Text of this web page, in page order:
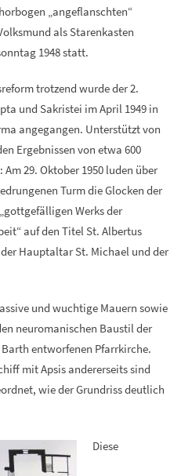
„angeflanschten“
als Starenkasten
1948 statt.
trotzend wurde der 2.
und Sakristei im April 1949 in
angegangen. Unterstützt von
Ergebnissen von etwa 600
29. Oktober 1950 luden über
Turm die Glocken der
Werks der
auf den Titel St. Albertus
Hauptaltar St. Michael und der
und wuchtige Mauern sowie
neuromanischen Baustil der
entworfenen Pfarrkirche.
mit Apsis andererseits sind
wie der Grundriss deutlich
Diese